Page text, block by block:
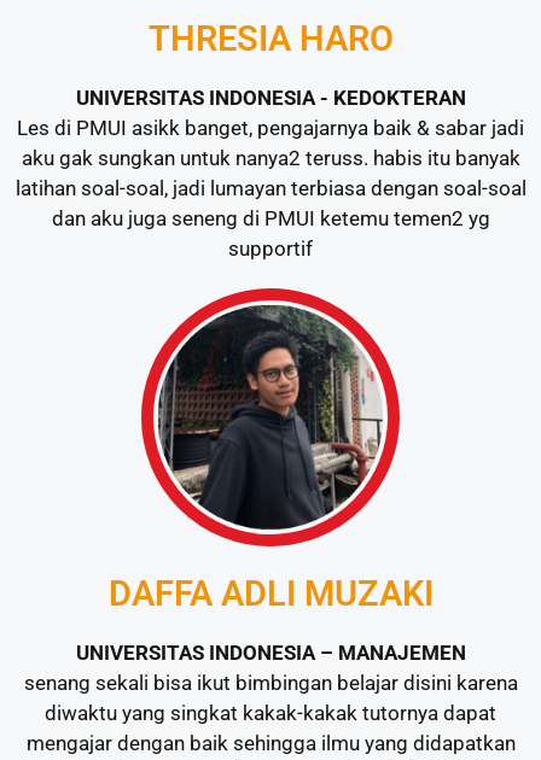
THRESIA HARO
UNIVERSITAS INDONESIA - KEDOKTERAN
Les di PMUI asikk banget, pengajarnya baik & sabar jadi
aku gak sungkan untuk nanya2 teruss. habis itu banyak
latihan soal-soal, jadi lumayan terbiasa dengan soal-soal
dan aku juga seneng di PMUI ketemu temen2 yg
supportif
DAFFA ADLI MUZAKI
UNIVERSITAS INDONESIA – MANAJEMEN
senang sekali bisa ikut bimbingan belajar disini karena
diwaktu yang singkat kakak-kakak tutornya dapat
mengajar dengan baik sehingga ilmu yang didapatkan